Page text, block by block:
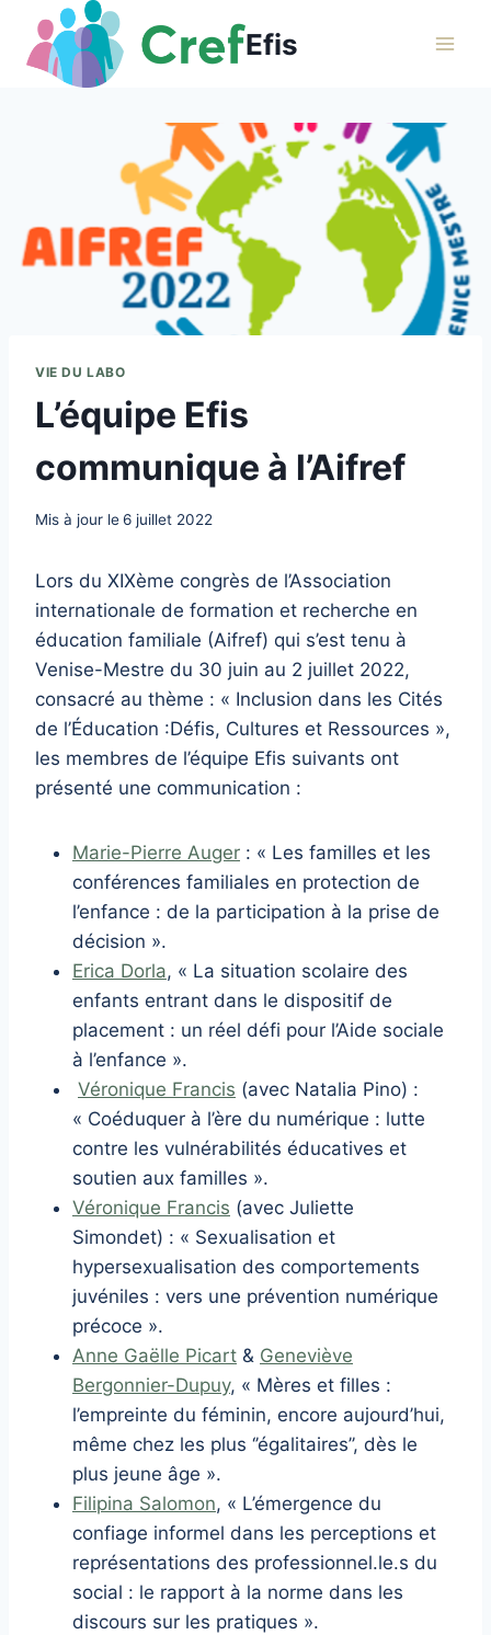
contenu
Efis
VIE DU LABO
L’équipe Efis
communique à l’Aifref
Mis à jour le6 juillet 2022
Lors du XIXème congrès de l’Association
internationale de formation et recherche en
éducation familiale (Aifref) qui s’est tenu à
Venise-Mestre du 30 juin au 2 juillet 2022,
consacré au thème : « Inclusion dans les Cités
de l’Éducation :Défis, Cultures et Ressources »,
les membres de l’équipe Efis suivants ont
présenté une communication :
Marie-Pierre Auger : « Les familles et les
conférences familiales en protection de
l’enfance : de la participation à la prise de
décision ».
Erica Dorla, « La situation scolaire des
enfants entrant dans le dispositif de
placement : un réel défi pour l’Aide sociale
à l’enfance ».
Véronique Francis (avec Natalia Pino) :
« Coéduquer à l’ère du numérique : lutte
contre les vulnérabilités éducatives et
soutien aux familles ».
Véronique Francis (avec Juliette
Simondet) : « Sexualisation et
hypersexualisation des comportements
juvéniles : vers une prévention numérique
précoce ».
Anne Gaëlle Picart & Geneviève
Bergonnier-Dupuy, « Mères et filles :
l’empreinte du féminin, encore aujourd’hui,
même chez les plus ‘’égalitaires’’, dès le
plus jeune âge ».
Filipina Salomon, « L’émergence du
confiage informel dans les perceptions et
représentations des professionnel.le.s du
social : le rapport à la norme dans les
discours sur les pratiques ».